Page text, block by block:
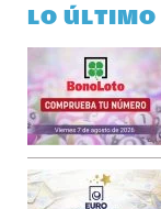
LO